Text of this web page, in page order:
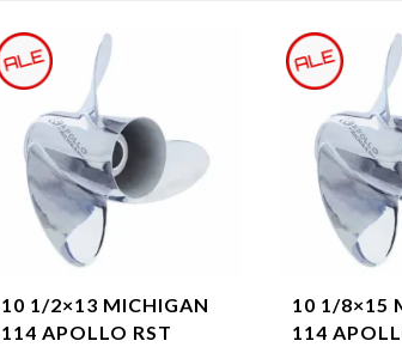
10 1/2×13 MICHIGAN
114 APOLLO RST
10 1/8×15
114